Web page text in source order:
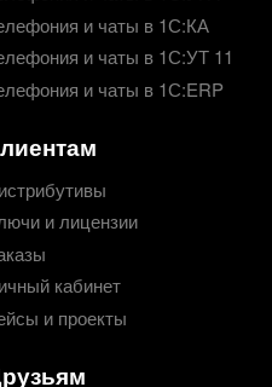
и чаты в 1С:КА
и чаты в 1С:УТ 11
и чаты в 1С:ERP
и лицензии
кабинет
и проекты